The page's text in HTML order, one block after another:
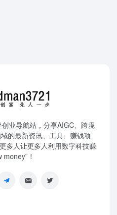
业导航站，分享AIGC、跨境
的最新资讯、工具、赚钱项
多人让更多人利用数字科技赚
money”！